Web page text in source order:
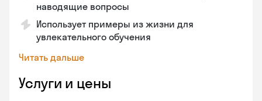
наводящие вопросы
Использует примеры из жизни для
увлекательного обучения
Читать дальше
Услуги и цены